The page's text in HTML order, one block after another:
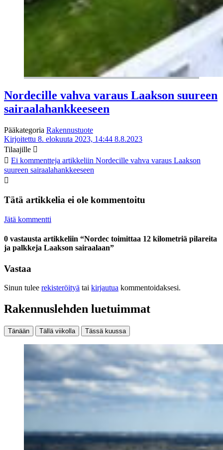
Nordecille vahva varaus Laakson suureen
sairaalahankkeeseen
Pääkategoria Rakennustuote
Kirjoitettu 8. elokuuta 2023, 14:44 8.8.2023
Tilaajille
Ei kommentteja artikkeliin Nordecille vahva varaus Laakson
suureen sairaalahankkeeseen
Tätä artikkelia ei ole kommentoitu
Jätä kommentti
0 vastausta artikkeliin “Nordec toimittaa 12 kilometriä pilareita
ja palkkeja Laakson sairaalaan”
Vastaa
Sinun tulee rekisteröityä tai kirjautua kommentoidaksesi.
Rakennuslehden luetuimmat
Tänään Tällä viikolla Tässä kuussa